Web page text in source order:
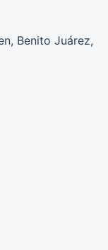
Benito Juárez,